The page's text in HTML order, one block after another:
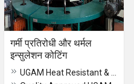
गर्मी प्रतिरोधी और थर्मल
इन्सुलेशन कोटिंग